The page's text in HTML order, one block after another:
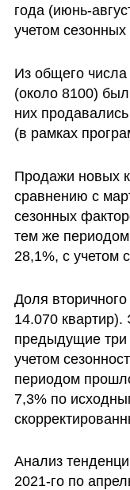
года (июнь-
учетом
Из общего
(около 8100)
них
(в рамках
Продажи новых
сравнению с
сезонных
тем же
28,1%, с учетом
Доля
14.070
предыдущие
учетом
периодом
7,3% по
Анализ
2021-го по